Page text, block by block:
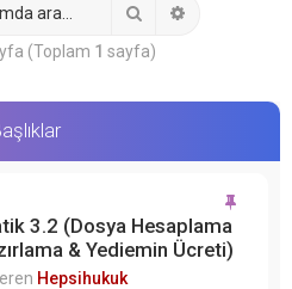
(Toplam 1 sayfa)
3.2 (Dosya Hesaplama
& Yediemin Ücreti)
Hepsihukuk